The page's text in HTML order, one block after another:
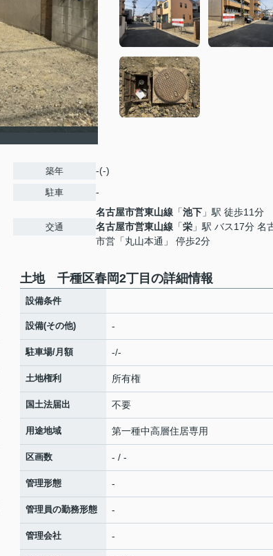
築年 -(-)
駐車 -
交通
名古屋市営東山線 「池下 」駅 徒歩11分
名古屋市営東山線 「栄 」駅 バス17分 名
市営「丸山本通」 停歩2分
土地 千種区春岡2丁目の詳細情報
設備条件
設備(その他) -
駐車場/月額 -/-
土地権利 所有権
国土法届出 不要
用途地域 第一種中高層住居専用
区画数 - / -
管理形態 -
管理員の勤務形態 -
管理会社 -